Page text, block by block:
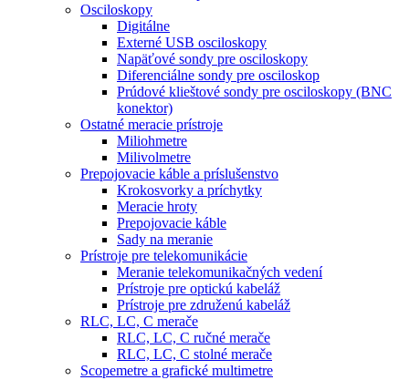
Osciloskopy
Digitálne
Externé USB osciloskopy
Napäťové sondy pre osciloskopy
Diferenciálne sondy pre osciloskop
Prúdové klieštové sondy pre osciloskopy (BNC
konektor)
Ostatné meracie prístroje
Miliohmetre
Milivolmetre
Prepojovacie káble a príslušenstvo
Krokosvorky a príchytky
Meracie hroty
Prepojovacie káble
Sady na meranie
Prístroje pre telekomunikácie
Meranie telekomunikačných vedení
Prístroje pre optickú kabeláž
Prístroje pre združenú kabeláž
RLC, LC, C merače
RLC, LC, C ručné merače
RLC, LC, C stolné merače
Scopemetre a grafické multimetre